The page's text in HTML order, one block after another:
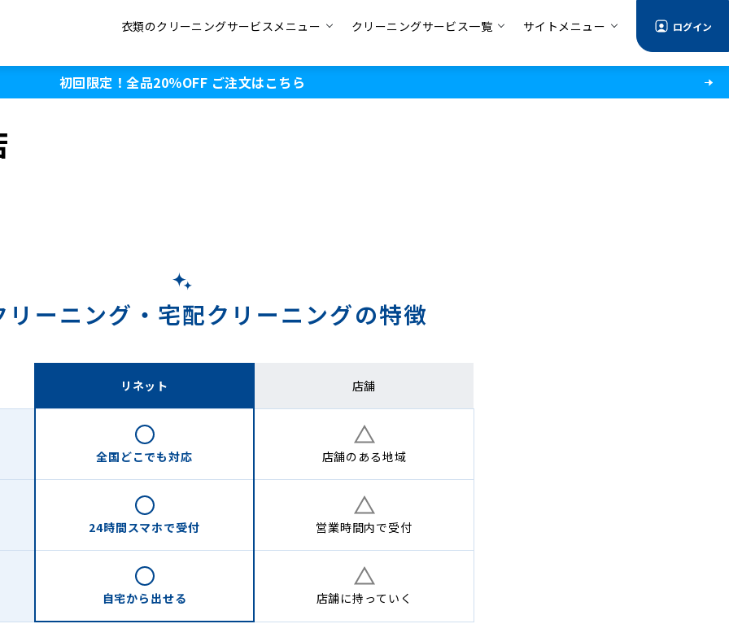
衣類のクリーニングサービスメニュー クリーニングサービス一覧 サイトメニュー ログイン
初回限定！全品20％OFF ご注文はこちら
リーニング・ 宅配クリーニングの特徴
リネット 店舗
全国どこでも対応 店舗の ある地域
24時間スマホで受付 営業時間内で受付
自宅から 出せる 店舗に持っていく